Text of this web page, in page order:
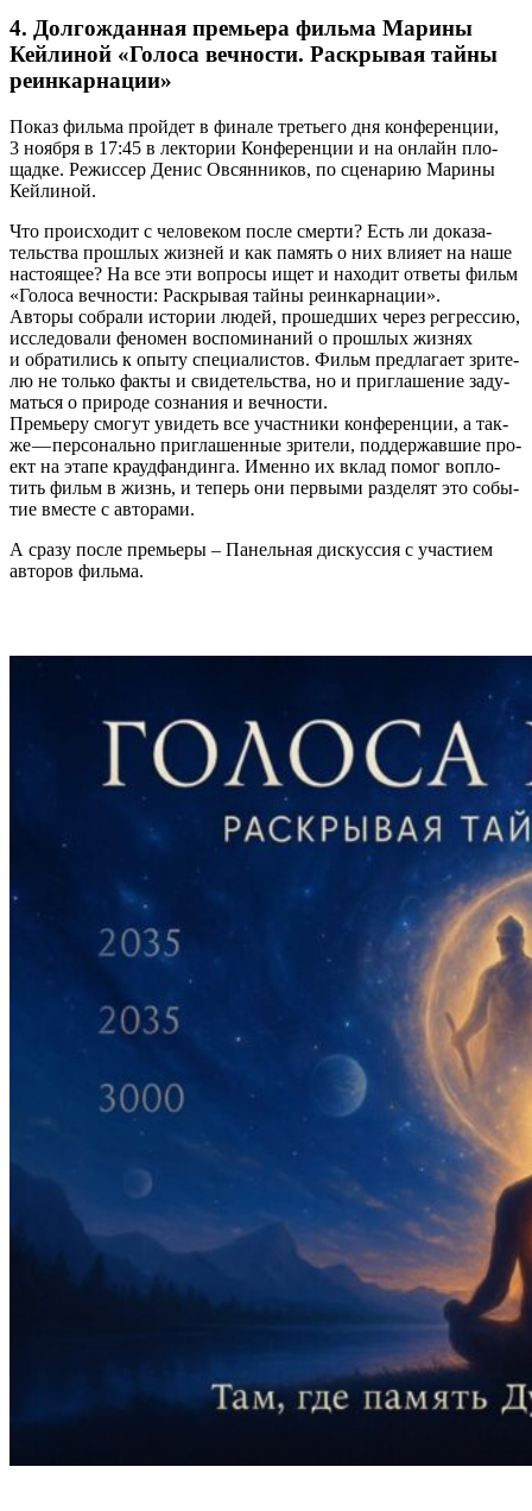
4. Долгожданная премьера фильма Марины
Кейлиной «Голоса вечности. Раскрывая тайны
реинкарнации»
Показ филь­ма прой­дет в фина­ле тре­тье­го дня кон­фе­рен­ции,
3 нояб­ря в 17:45 в лек­то­рии Кон­фе­рен­ции и на онлайн пло­
щад­ке. Режис­сер Денис Овсян­ни­ков, по сце­на­рию Мари­ны
Кейлиной.
Что про­ис­хо­дит с чело­ве­ком после смер­ти? Есть ли дока­за­
тель­ства про­шлых жиз­ней и как память о них вли­я­ет на наше
насто­я­щее? На все эти вопро­сы ищет и нахо­дит отве­ты фильм
«Голо­са веч­но­сти: Рас­кры­вая тай­ны реинкарнации».
Авто­ры собра­ли исто­рии людей, про­шед­ших через регрес­сию,
иссле­до­ва­ли фено­мен вос­по­ми­на­ний о про­шлых жиз­нях
и обра­ти­лись к опы­ту спе­ци­а­ли­стов. Фильм пред­ла­га­ет зри­те­
лю не толь­ко фак­ты и сви­де­тель­ства, но и при­гла­ше­ние заду­
мать­ся о при­ро­де созна­ния и вечности.
Пре­мье­ру смо­гут уви­деть все участ­ни­ки кон­фе­рен­ции, а так­
же — пер­со­наль­но при­гла­шен­ные зри­те­ли, под­дер­жав­шие про­
ект на эта­пе кра­уд­фандин­га. Имен­но их вклад помог вопло­
тить фильм в жизнь, и теперь они пер­вы­ми раз­де­лят это собы­
тие вме­сте с авторами.
А сра­зу после пре­мье­ры – Панель­ная дис­кус­сия с уча­сти­ем
авто­ров фильма.